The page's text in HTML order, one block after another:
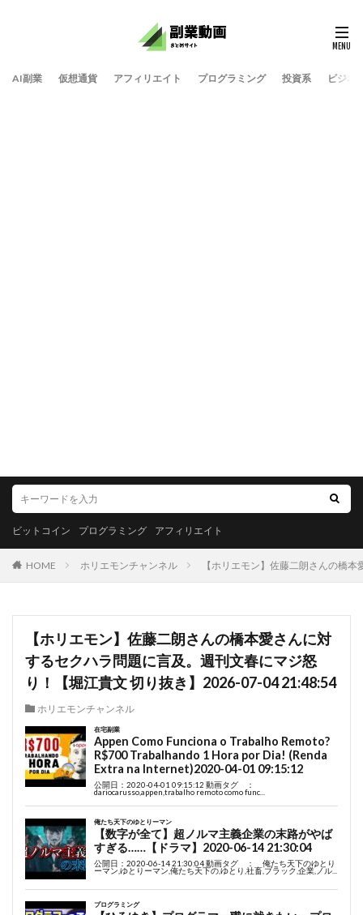
AI副業 仮想通貨 アフィリエイト プログラミング 投資系 ビジネ
ビットコイン プログラミング アフィリエイト
HOME ホリエモンチャンネル 【ホリエモン】佐藤二朗さんの橋
【ホリエモン】佐藤二朗さんの橋本愛さんに対
するセクハラ問題に言及。週刊文春にマジ怒
り！【堀江貴文 切り抜き】2026-07-04 21:48:54
ホリエモンチャンネル